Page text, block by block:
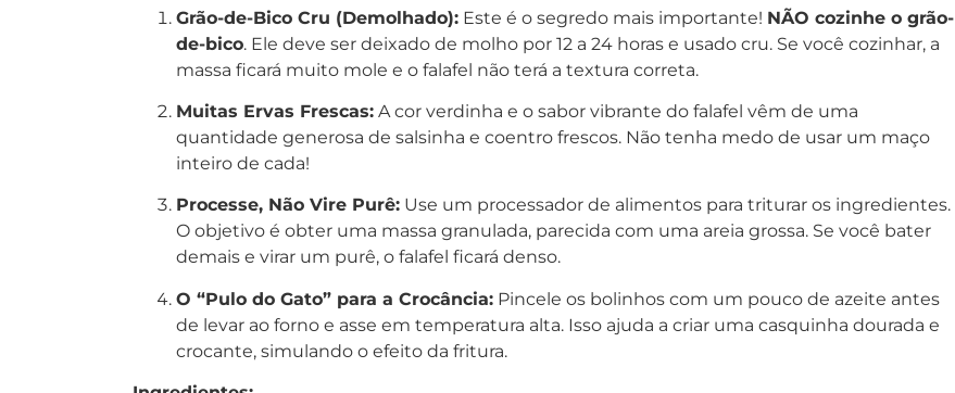
Grão-de-Bico Cru (Demolhado): Este é o segredo mais importante! NÃO cozinhe o grão-
de-bico. Ele deve ser deixado de molho por 12 a 24 horas e usado cru. Se você cozinhar, a
massa ficará muito mole e o falafel não terá a textura correta.
Muitas Ervas Frescas: A cor verdinha e o sabor vibrante do falafel vêm de uma
quantidade generosa de salsinha e coentro frescos. Não tenha medo de usar um maço
inteiro de cada!
Processe, Não Vire Purê: Use um processador de alimentos para triturar os ingredientes.
O objetivo é obter uma massa granulada, parecida com uma areia grossa. Se você bater
demais e virar um purê, o falafel ficará denso.
O “Pulo do Gato” para a Crocância: Pincele os bolinhos com um pouco de azeite antes
de levar ao forno e asse em temperatura alta. Isso ajuda a criar uma casquinha dourada e
crocante, simulando o efeito da fritura.